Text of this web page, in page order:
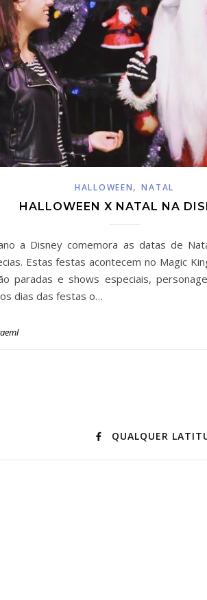
HALLOWEEN,NATAL
HALLOWEEN X NATAL NA
a Disney comemora as datas de
Estas festas acontecem no Magic
paradas e shows especiais,
dias das festas o…
QUALQUER